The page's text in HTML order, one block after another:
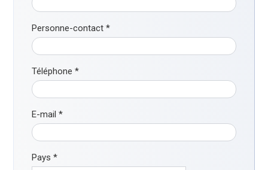
Personne-contact*
Téléphone*
E-mail*
Pays*